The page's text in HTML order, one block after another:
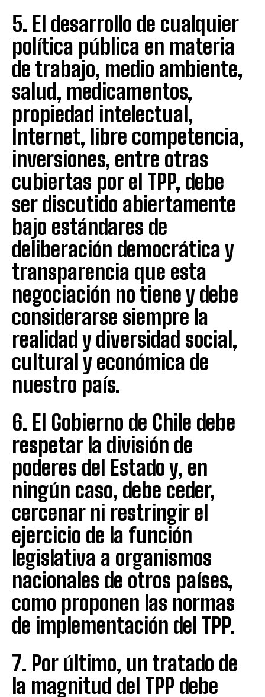
5. El desarrollo de cualquier
política pública en materia
de trabajo, medio ambiente,
salud, medicamentos,
propiedad intelectual,
Internet, libre competencia,
inversiones, entre otras
cubiertas por el TPP, debe
ser discutido abiertamente
bajo estándares de
deliberación democrática y
transparencia que esta
negociación no tiene y debe
considerarse siempre la
realidad y diversidad social,
cultural y económica de
nuestro país.
6. El Gobierno de Chile debe
respetar la división de
poderes del Estado y, en
ningún caso, debe ceder,
cercenar ni restringir el
ejercicio de la función
legislativa a organismos
nacionales de otros países,
como proponen las normas
de implementación del TPP.
7. Por último, un tratado de
la magnitud del TPP debe